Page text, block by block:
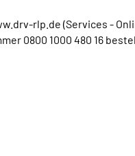
rlp.de (Services -
0800 1000 480 16